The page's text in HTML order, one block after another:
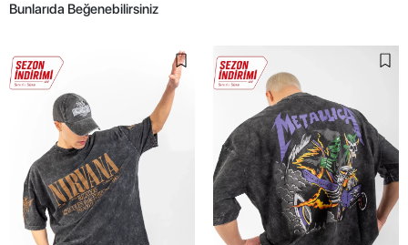
Bunlarıda Beğenebilirsiniz